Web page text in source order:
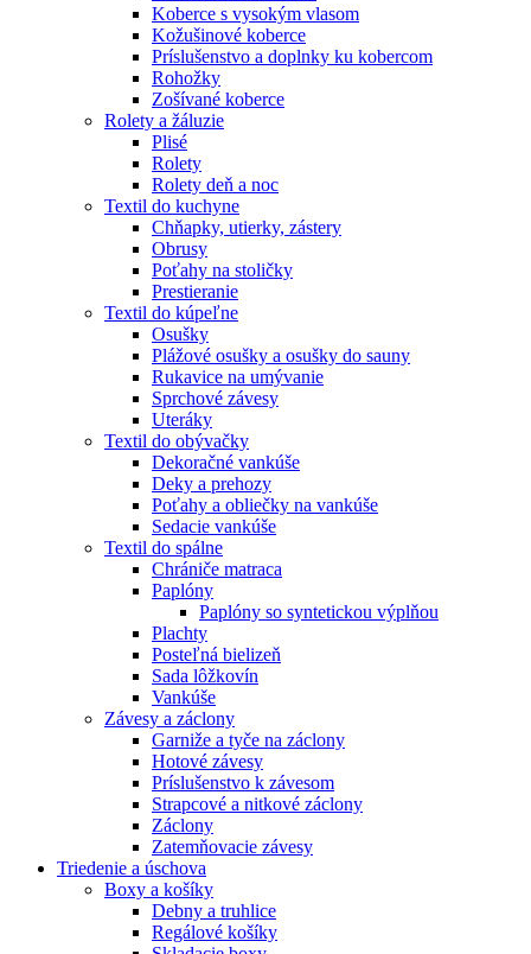
Koberce s vysokým vlasom
Kožušinové koberce
Príslušenstvo a doplnky ku kobercom
Rohožky
Zošívané koberce
Rolety a žáluzie
Plisé
Rolety
Rolety deň a noc
Textil do kuchyne
Chňapky, utierky, zástery
Obrusy
Poťahy na stoličky
Prestieranie
Textil do kúpeľne
Osušky
Plážové osušky a osušky do sauny
Rukavice na umývanie
Sprchové závesy
Uteráky
Textil do obývačky
Dekoračné vankúše
Deky a prehozy
Poťahy a obliečky na vankúše
Sedacie vankúše
Textil do spálne
Chrániče matraca
Paplóny
Paplóny so syntetickou výplňou
Plachty
Posteľná bielizeň
Sada lôžkovín
Vankúše
Závesy a záclony
Garniže a tyče na záclony
Hotové závesy
Príslušenstvo k závesom
Strapcové a nitkové záclony
Záclony
Zatemňovacie závesy
Triedenie a úschova
Boxy a košíky
Debny a truhlice
Regálové košíky